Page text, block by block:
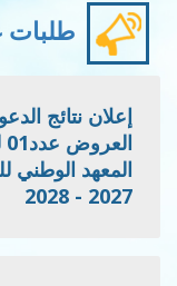
إعلان نتائج
2027 - 2028